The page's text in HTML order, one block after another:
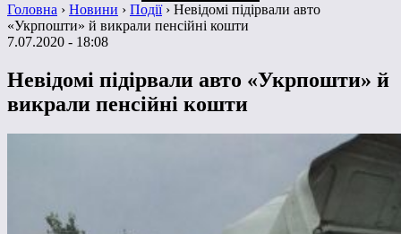
Головна › Новини › Події› Невідомі підірвали авто
«Укрпошти» й викрали пенсійні кошти
7.07.2020 - 18:08
Невідомі підірвали авто «Укрпошти» й
викрали пенсійні кошти